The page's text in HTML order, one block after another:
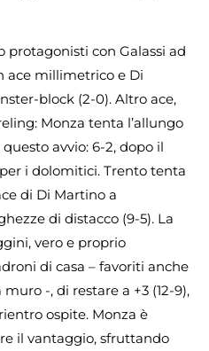
protagonisti con Galassi ad
ace millimetrico e Di
block (2-0). Altro ace,
Monza tenta l’allungo
avvio: 6-2, dopo il
i dolomitici. Trento tenta
di Di Martino a
di distacco (9-5). La
vero e proprio
di casa – favoriti anche
-, di restare a +3 (12-9),
ospite. Monza è
il vantaggio, sfruttando